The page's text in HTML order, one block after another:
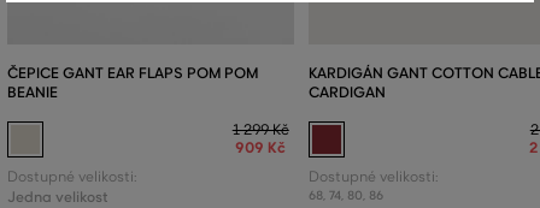
ČEPICE GANT EAR FLAPS POM POM
BEANIE
1 299 Kč
909 Kč
Dostupné velikosti:
Jedna velikost
KARDIGÁN GANT COTTON
CARDIGAN
Dostupné velikosti:
68, 74, 80, 86